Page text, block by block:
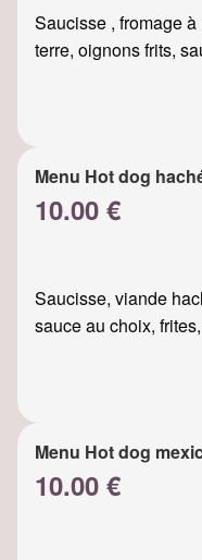
Saucisse , fromage
terre, oignons frits,
Menu Hot dog
10.00 €
Saucisse, viande
sauce au choix,
Menu Hot dog
10.00 €